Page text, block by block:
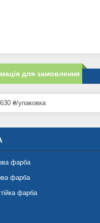
для замовлення
630 ₴/упаковка
фарба
фарба
фарба